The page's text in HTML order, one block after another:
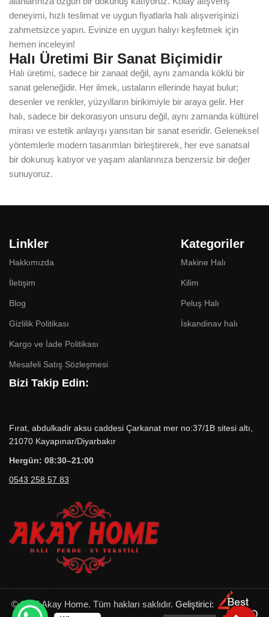
deneyimi, hızlı teslimat ve uygun fiyatlarla halı alışverişinizi
zahmetsizce yapın. Evinize en uygun halıyı keşfetmek için
hemen inceleyin!
Halı Üretimi Bir Sanat Biçimidir
Halı üretimi, sadece bir zanaat değil, aynı zamanda köklü bir
sanat geleneğidir. Her ilmek, ustaların ellerinde hayat bulur;
desenler ve renkler, yüzyılların birikimiyle bir araya gelir. Her
halı, sadece bir dekorasyon unsuru değil, aynı zamanda kültürel
mirası ve estetik anlayışı yansıtan bir sanat eseridir. Geleneksel
yöntemlerle modern tasarımları birleştirerek, her eve sanatsal
bir dokunuş katıyor ve yaşam alanlarınıza benzersiz bir değer
sunuyoruz.
Linkler
Hakkımızda
İletişim
Blog
Gizlilik Politikası
Kargo ve İade Politikası
Mesafeli Satış Sözleşmesi
Kategoriler
Makine Halı
Kilim
Peluş Halı
İskandinav halı
Bizi Takip Edin:
Fırat, abdulkadir aksu caddesi Çarkanat mer no:37/1B sitesi altı,
21070 Kayapınar/Diyarbakır
Hergün: 08:30–21:00
0543 258 57 83
© 2025 Akay Home. Tüm hakları saklıdır. Geliştirici: